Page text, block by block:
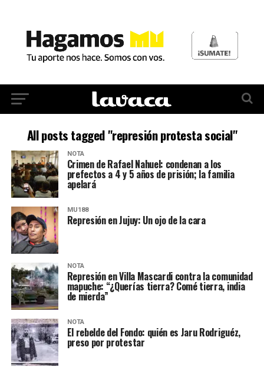
All posts tagged "represión protesta social"
NOTA
Crimen de Rafael Nahuel: condenan a los
prefectos a 4 y 5 años de prisión; la familia
apelará
MU188
Represión en Jujuy: Un ojo de la cara
NOTA
Represión en Villa Mascardi contra la comunidad
mapuche: “¿Querías tierra? Comé tierra, india
de mierda”
NOTA
El rebelde del Fondo: quién es Jaru Rodriguéz,
preso por protestar